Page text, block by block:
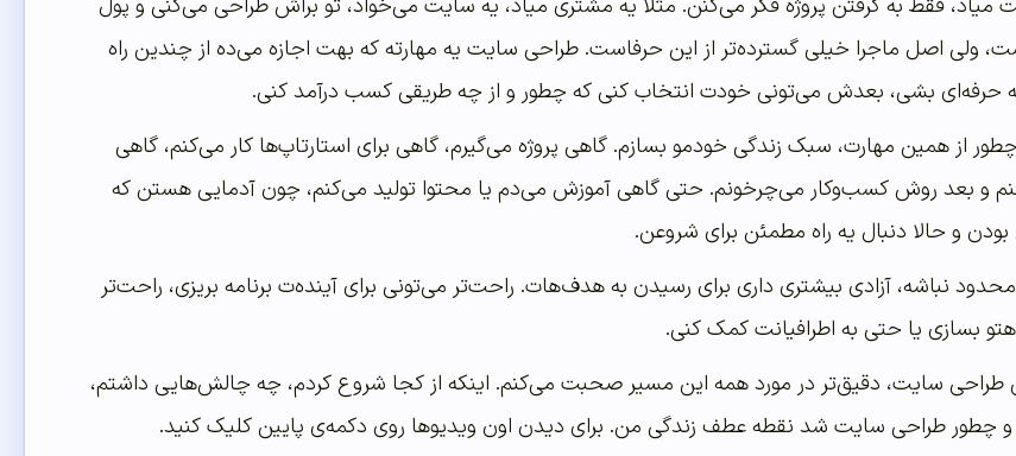
اصل ماجرا خیلی گسترده‌تر از این حرفاست. طراحی سایت یه مهارته که بهت اجازه می‌ده از چندین راه
حرفه‌ای بشی، بعدش می‌تونی خودت انتخاب کنی که چطور و از چه طریقی کسب درآمد کنی.
از همین مهارت، سبک زندگی خودمو بسازم. گاهی پروژه می‌گیرم، گاهی برای استارتاپ‌ها کار می‌کنم، گاهی
و بعد روش کسب‌و‌کار می‌چرخونم. حتی گاهی آموزش می‌دم یا محتوا تولید می‌کنم، چون آدمایی هستن که
و حالا دنبال یه راه مطمئن برای شروعن.
نباشه، آزادی بیشتری داری برای رسیدن به هدف‌هات. راحت‌تر می‌تونی برای آینده‌ت برنامه بریزی، راحت‌تر
بسازی یا حتی به اطرافیانت کمک کنی.
سایت، دقیق‌تر در مورد همه این مسیر صحبت می‌کنم. اینکه از کجا شروع کردم، چه چالش‌هایی داشتم،
چطور طراحی سایت شد نقطه عطف زندگی من. برای دیدن اون ویدیوها روی دکمه‌ی پایین کلیک کنید.